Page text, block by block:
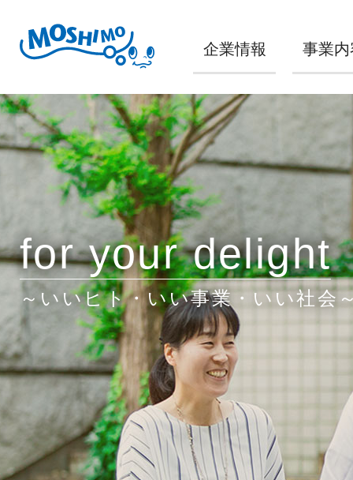
企業情報 事業内
for your delight
～いいヒト・いい事業・いい社会